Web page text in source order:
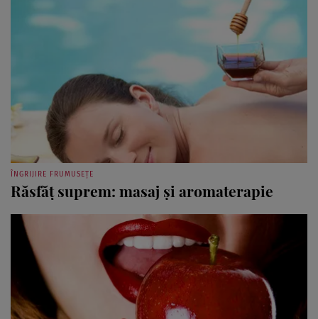
ÎNGRIJIRE FRUMUSEȚE
Răsfăţ suprem: masaj şi aromaterapie